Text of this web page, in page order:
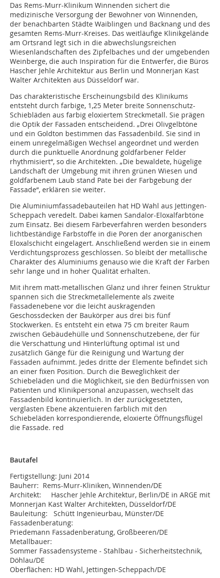
Das Rems-Murr-Klinikum Winnenden sichert die
medizinische Versorgung der Bewohner von Winnenden,
der benachbarten Städte Waiblingen und Backnang und des
gesamten Rems-Murr-Kreises. Das weitläufige Klinikgelände
am Ortsrand legt sich in die abwechslungsreichen
Wiesenlandschaften des Zipfelbaches und der umgebenden
Weinberge, die auch Inspiration für die Entwerfer, die Büros
Hascher Jehle Architektur aus Berlin und Monnerjan Kast
Walter Architekten aus Düsseldorf war.
Das charakteristische Erscheinungsbild des Klinikums
entsteht durch farbige, 1,25 Meter breite Sonnenschutz-
Schiebläden aus farbig eloxiertem Streckmetall. Sie prägen
die Optik der Fassaden entscheidend. „Drei Olivgelbtöne
und ein Goldton bestimmen das Fassadenbild. Sie sind in
einem unregelmäßigen Wechsel angeordnet und werden
durch die punktuelle Anordnung goldfarbener Felder
rhythmisiert“, so die Architekten. „Die bewaldete, hügelige
Landschaft der Umgebung mit ihren grünen Wiesen und
goldfarbenem Laub stand Pate bei der Farbgebung der
Fassade“, erklären sie weiter.
Die Aluminiumfassadebauteilen hat HD Wahl aus Jettingen-
Scheppach veredelt. Dabei kamen Sandalor-Eloxalfarbtöne
zum Einsatz. Bei diesem Färbeverfahren werden besonders
lichtbeständige Farbstoffe in die Poren der anorganischen
Eloxalschicht eingelagert. Anschließend werden sie in einem
Verdichtungsprozess geschlossen. So bleibt der metallische
Charakter des Aluminiums genauso wie die Kraft der Farben
sehr lange und in hoher Qualität erhalten.
Mit ihrem matt-metallischen Glanz und ihrer feinen Struktur
spannen sich die Streckmetallelemente als zweite
Fassadenebene vor die leicht auskragenden
Geschossdecken der Baukörper aus drei bis fünf
Stockwerken. Es entsteht ein etwa 75 cm breiter Raum
zwischen Gebäudehülle und Sonnenschutzebene, der für
die Verschattung und Hinterlüftung optimal ist und
zusätzlich Gänge für die Reinigung und Wartung der
Fassaden aufnimmt. Jedes dritte der Elemente befindet sich
an einer fixen Position. Durch die Beweglichkeit der
Schiebeläden und die Möglichkeit, sie den Bedürfnissen von
Patienten und Klinikpersonal anzupassen, wechselt das
Fassadenbild kontinuierlich. In der zurückgesetzten,
verglasten Ebene akzentuieren farblich mit den
Schiebeläden korrespondierende, eloxierte Öffnungsflügel
die Fassade. red
Bautafel
Fertigstellung: Juni 2014
Bauherr: Rems-Murr-Kliniken, Winnenden/DE
Architekt: Hascher Jehle Architektur, Berlin/DE in ARGE mit
Monnerjan Kast Walter Architekten, Düsseldorf/DE
Bauleitung: Schütt Ingenieurbau, Münster/DE
Fassadenberatung:
Priedemann Fassadenberatung, Großbeeren/DE
Metallbauer:
Sommer Fassadensysteme - Stahlbau - Sicherheitstechnik,
Döhlau/DE
Oberflächen: HD Wahl, Jettingen-Scheppach/DE